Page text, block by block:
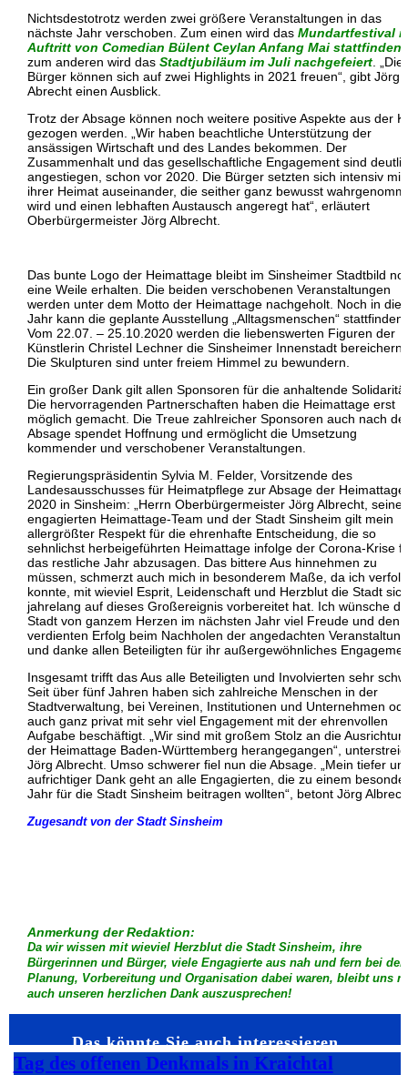
Nichtsdestotrotz werden zwei größere Veranstaltungen in das
nächste Jahr verschoben. Zum einen wird das Mundartfestival
Auftritt von Comedian Bülent Ceylan Anfang Mai stattfinden
zum anderen wird das Stadtjubiläum im Juli nachgefeiert. „Die
Bürger können sich auf zwei Highlights in 2021 freuen“, gibt Jörg
Abrecht einen Ausblick.
Trotz der Absage können noch weitere positive Aspekte aus der
gezogen werden. „Wir haben beachtliche Unterstützung der
ansässigen Wirtschaft und des Landes bekommen. Der
Zusammenhalt und das gesellschaftliche Engagement sind
angestiegen, schon vor 2020. Die Bürger setzten sich intensiv mit
ihrer Heimat auseinander, die seither ganz bewusst
wird und einen lebhaften Austausch angeregt hat“, erläutert
Oberbürgermeister Jörg Albrecht.
Das bunte Logo der Heimattage bleibt im Sinsheimer Stadtbild
eine Weile erhalten. Die beiden verschobenen Veranstaltungen
werden unter dem Motto der Heimattage nachgeholt. Noch in
Jahr kann die geplante Ausstellung „Alltagsmenschen“ stattfinden.
Vom 22.07. – 25.10.2020 werden die liebenswerten Figuren der
Künstlerin Christel Lechner die Sinsheimer Innenstadt bereichern.
Die Skulpturen sind unter freiem Himmel zu bewundern.
Ein großer Dank gilt allen Sponsoren für die anhaltende
Die hervorragenden Partnerschaften haben die Heimattage erst
möglich gemacht. Die Treue zahlreicher Sponsoren auch nach
Absage spendet Hoffnung und ermöglicht die Umsetzung
kommender und verschobener Veranstaltungen.
Regierungspräsidentin Sylvia M. Felder, Vorsitzende des
Landesausschusses für Heimatpflege zur Absage der Heimattage
2020 in Sinsheim: „Herrn Oberbürgermeister Jörg Albrecht,
engagierten Heimattage-Team und der Stadt Sinsheim gilt mein
allergrößter Respekt für die ehrenhafte Entscheidung, die so
sehnlichst herbeigeführten Heimattage infolge der Corona-Krise
das restliche Jahr abzusagen. Das bittere Aus hinnehmen zu
müssen, schmerzt auch mich in besonderem Maße, da ich
konnte, mit wieviel Esprit, Leidenschaft und Herzblut die Stadt sich
jahrelang auf dieses Großereignis vorbereitet hat. Ich wünsche
Stadt von ganzem Herzen im nächsten Jahr viel Freude und den
verdienten Erfolg beim Nachholen der angedachten
und danke allen Beteiligten für ihr außergewöhnliches
Insgesamt trifft das Aus alle Beteiligten und Involvierten sehr
Seit über fünf Jahren haben sich zahlreiche Menschen in der
Stadtverwaltung, bei Vereinen, Institutionen und Unternehmen
auch ganz privat mit sehr viel Engagement mit der ehrenvollen
Aufgabe beschäftigt. „Wir sind mit großem Stolz an die
der Heimattage Baden-Württemberg herangegangen“,
Jörg Albrecht. Umso schwerer fiel nun die Absage. „Mein tiefer
aufrichtiger Dank geht an alle Engagierten, die zu einem
Jahr für die Stadt Sinsheim beitragen wollten“, betont Jörg
Zugesandt von der Stadt Sinsheim
Anmerkung der Redaktion:
Da wir wissen mit wieviel Herzblut die Stadt Sinsheim, ihre
Bürgerinnen und Bürger, viele Engagierte aus nah und fern bei der
Planung, Vorbereitung und Organisation dabei waren, bleibt uns
auch unseren herzlichen Dank auszusprechen!
Das könnte Sie auch interessieren…
Tag des offenen Denkmals in Kraichtal